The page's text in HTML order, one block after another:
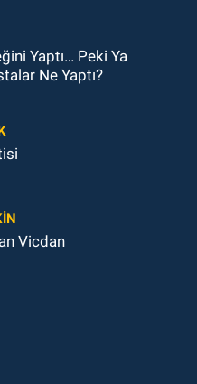
Peki Ya
Ne Yaptı?
Vicdan